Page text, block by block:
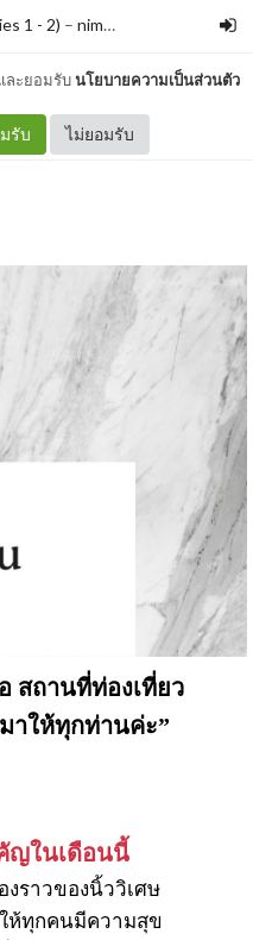
ละยอมรับนโยบายความเป็นส่วนตัว
รับ ไม่ยอมรับ
1 - 2) – nimon
สถานที่ท่องเที่ยว
าให้ทุกท่านค่ะ”
ญในเดือนนี้
งราวของนิ้ววิเศษ
ให้ทุกคนมีความสุข